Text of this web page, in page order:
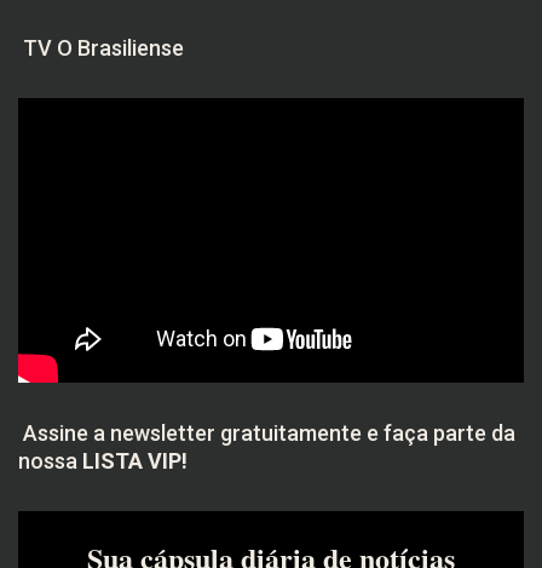
TV O Brasiliense
Assine a newsletter gratuitamente e faça parte da
nossa LISTA VIP!
Sua cápsula diária de notícias